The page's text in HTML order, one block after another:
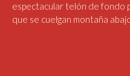
espectacular telón de fondo
que se cuelgan montaña